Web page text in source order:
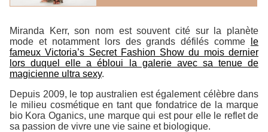
Miranda Kerr, son nom est souvent cité sur la planète
mode et notamment lors des grands défilés comme
le
fameux Victoria’s Secret Fashion Show du mois dernier
lors duquel elle a ébloui la galerie avec sa tenue de
magicienne ultra sexy.
Depuis 2009, le top australien est également célèbre dans
le milieu cosmétique en tant que fondatrice de la marque
bio Kora Oganics, une marque qui est pour elle le reflet de
sa passion de vivre une vie saine et biologique.